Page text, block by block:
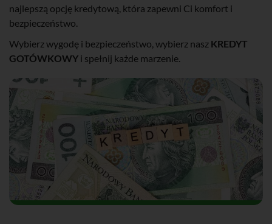
najlepszą opcję kredytową, która zapewni Ci komfort i
bezpieczeństwo.
Wybierz wygodę i bezpieczeństwo, wybierz nasz KREDYT
GOTÓWKOWY i spełnij każde marzenie.